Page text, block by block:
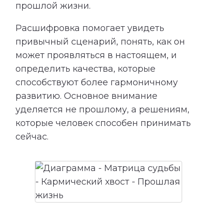
прошлой жизни.
Расшифровка помогает увидеть
привычный сценарий, понять, как он
может проявляться в настоящем, и
определить качества, которые
способствуют более гармоничному
развитию. Основное внимание
уделяется не прошлому, а решениям,
которые человек способен принимать
сейчас.